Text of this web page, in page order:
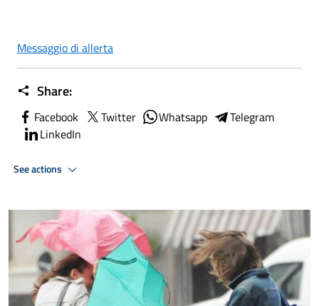
Messaggio di allerta
Share:
Facebook Twitter Whatsapp
Telegram
LinkedIn
See actions